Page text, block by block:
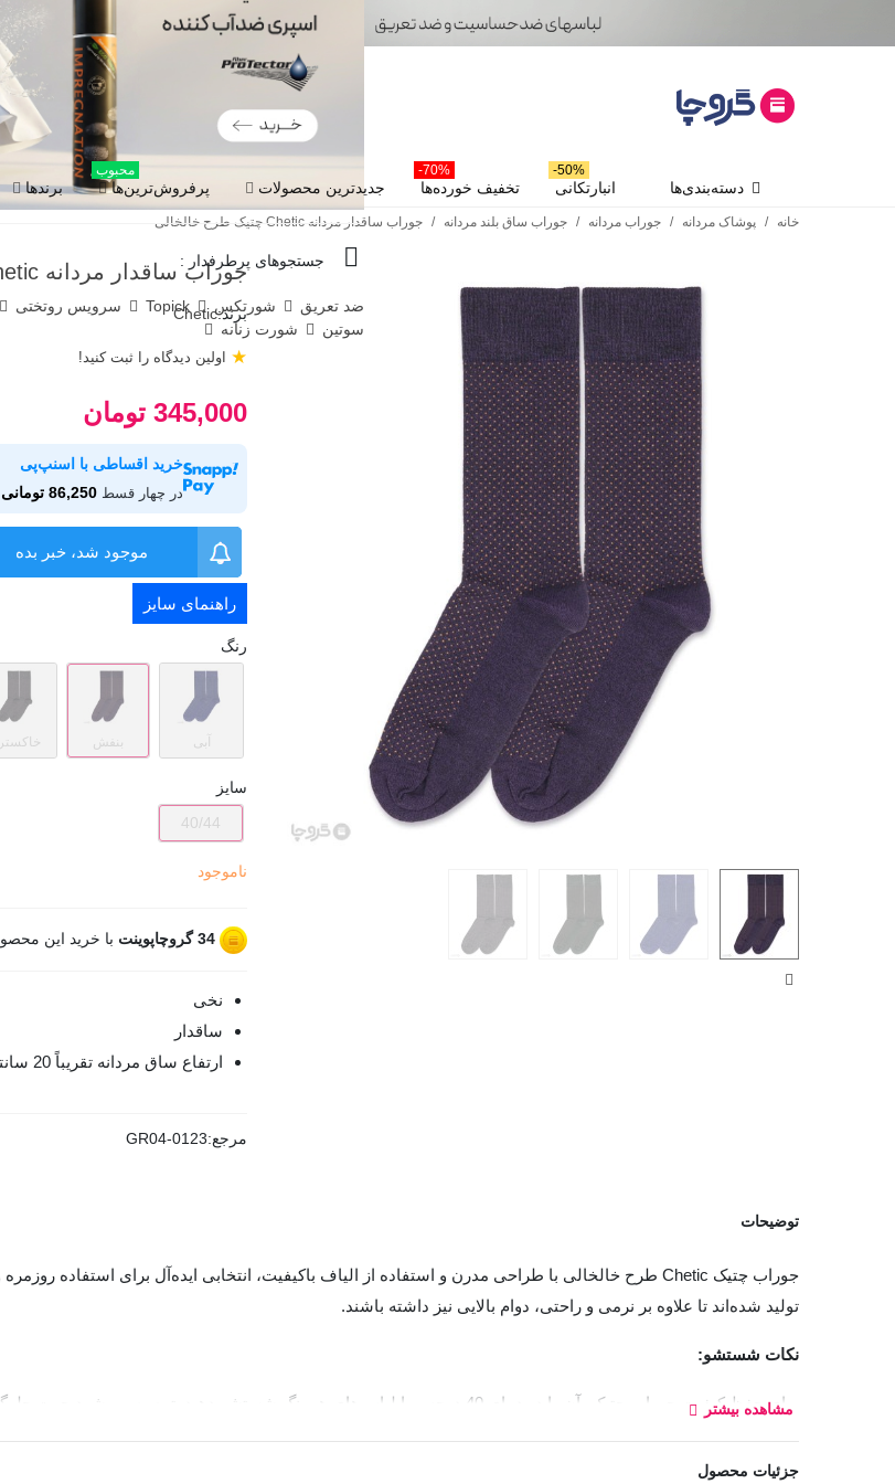
جستجوهای پرطرفدار :
ضد تعریق شورتکس Topick سرویس روتختی
سوتین
شورت زنانه
دسته‌بندی‌ها انبارتکانی
50%-
تخفیف خورده‌ها
70%-
جدیدترین محصولات پرفروش‌ترین‌ها
محبوب
برندها
خانه / پوشاک مردانه / جوراب مردانه / جوراب ساق بلند مردانه / جوراب ساقدار مردانه Chetic چتیک طرح خالخالی
جوراب ساقدار مردانه Chetic چتیک طرح خالخالی
برند:Chetic
اولین دیدگاه را ثبت کنید! ★
345,000 تومان
خرید اقساطی با اسنپ‌پی
در چهار قسط 86,250 تومانی
موجود شد، خبر بده
راهنمای سایز
رنگ
آبی بنفش
سایز
40/44
ناموجود
34گروچاپوینت با خرید این
نخی
ساقدار
ارتفاع ساق مردانه تقریباً 20 سانتی متر است .
مرجع:GR04-0123
توضیحات
تولید شده‌اند تا علاوه بر نرمی و راحتی، دوام بالایی نیز داشته باشند.
نکات شستشو:
برای حفظ کیفیت جوراب چتیک، آن را در دمای 40 درجه و با لباس‌های همرنگ شستشو
مشاهده بیشتر
جزئیات محصول